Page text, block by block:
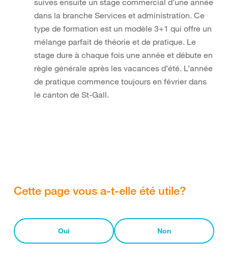
dans la branche Services et administration. Ce
type de formation est un modèle 3+1 qui offre un
mélange parfait de théorie et de pratique. Le
stage dure à chaque fois une année et débute en
règle générale après les vacances d’été. L’année
de pratique commence toujours en février dans
le canton de St-Gall.
Cette page vous a-t-elle été utile?
Oui Non